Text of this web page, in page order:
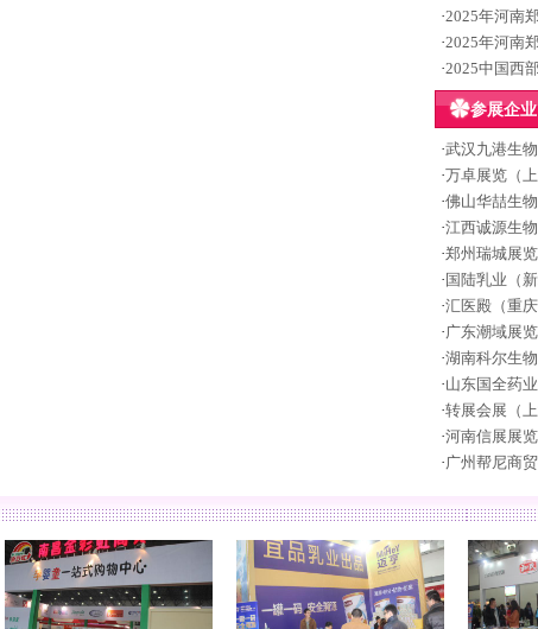
·2025年河南
·2025年河南
·2025中国西
参展企业
·武汉九港生
·万卓展览（
·佛山华喆生
·江西诚源生
·郑州瑞城展
· 国陆乳业（
·汇医殿（重
·广东潮域展
·湖南科尔生
·山东国全药
·转展会展（
·河南信展展
·广州帮尼商